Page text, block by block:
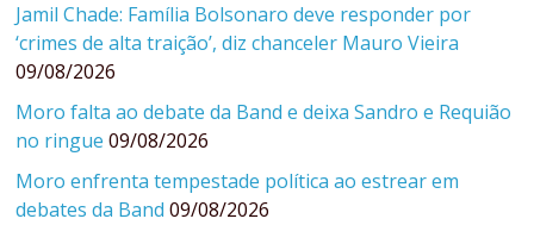
Jamil Chade: Família Bolsonaro deve responder por
‘crimes de alta traição’, diz chanceler Mauro Vieira
09/08/2026
Moro falta ao debate da Band e deixa Sandro e Requião
no ringue 09/08/2026
Moro enfrenta tempestade política ao estrear em
debates da Band 09/08/2026